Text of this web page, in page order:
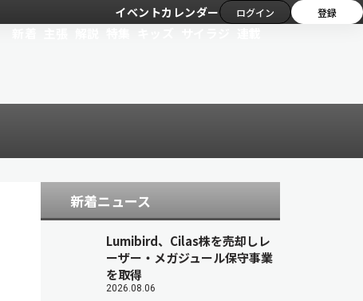
イベントカレンダー ログイン 登録
新着ニュース
Lumibird、Cilas株を売却しレ
ーザー・メガジュール保守事業
を取得
2026.08.06